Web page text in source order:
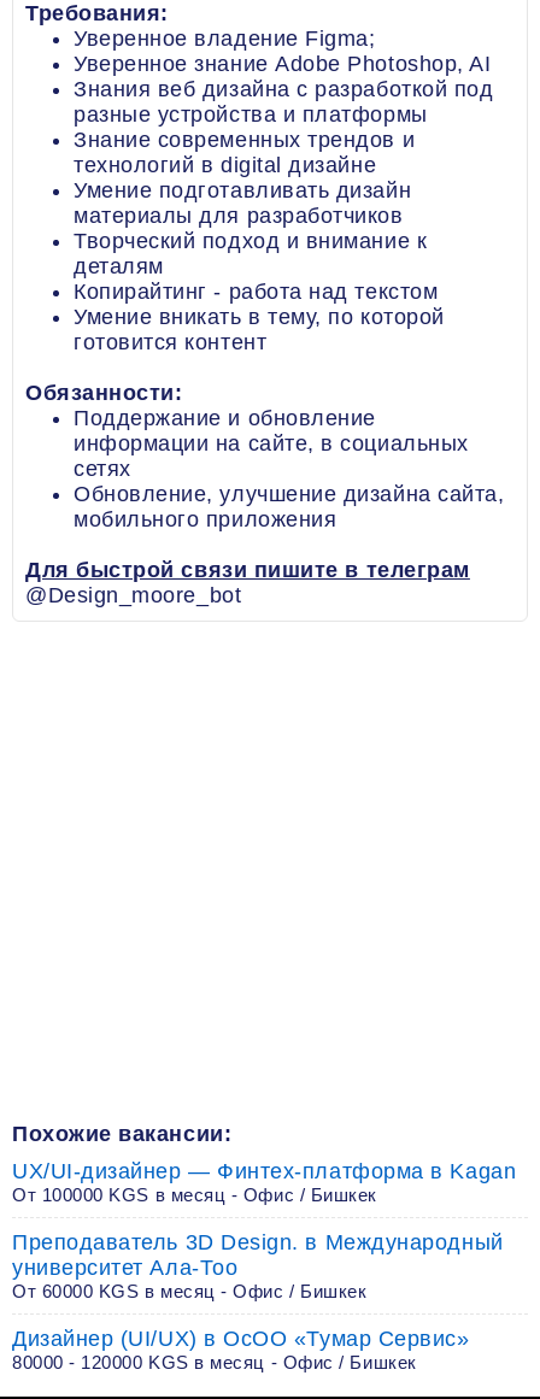
Требования:
Уверенное владение Figma;
Уверенное знание Adobe Photoshop, AI
Знания веб дизайна с разработкой под
разные устройства и платформы
Знание современных трендов и
технологий в digital дизайне
Умение подготавливать дизайн
материалы для разработчиков
Творческий подход и внимание к
деталям
Копирайтинг - работа над текстом
Умение вникать в тему, по которой
готовится контент
Обязанности:
Поддержание и обновление
информации на сайте, в социальных
сетях
Обновление, улучшение дизайна сайта,
мобильного приложения
Для быстрой связи пишите в телеграм
@Design_moore_bot
Похожие вакансии:
UX/UI-дизайнер — Финтех-платформа в Kagan
От 100000 KGS в месяц - Офис / Бишкек
Преподаватель 3D Design. в Международный
университет Ала-Тоо
От 60000 KGS в месяц - Офис / Бишкек
Дизайнер (UI/UX) в ОсОО «Тумар Сервис»
80000 - 120000 KGS в месяц - Офис / Бишкек